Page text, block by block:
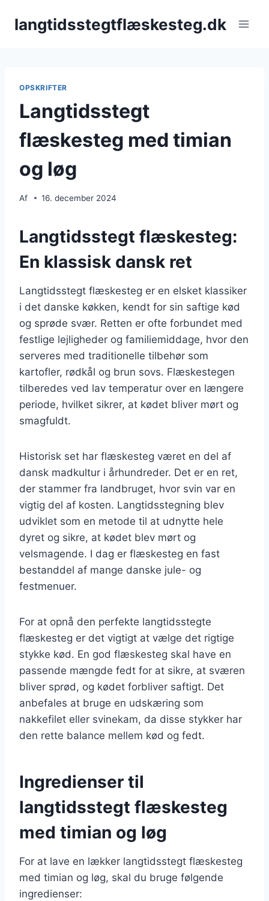
langtidsstegtflæskesteg.dk
OPSKRIFTER
Langtidsstegt
flæskesteg med timian
og løg
Af 16. december 2024
Langtidsstegt flæskesteg:
En klassisk dansk ret
Langtidsstegt flæskesteg er en elsket klassiker
i det danske køkken, kendt for sin saftige kød
og sprøde svær. Retten er ofte forbundet med
festlige lejligheder og familiemiddage, hvor den
serveres med traditionelle tilbehør som
kartofler, rødkål og brun sovs. Flæskestegen
tilberedes ved lav temperatur over en længere
periode, hvilket sikrer, at kødet bliver mørt og
smagfuldt.
Historisk set har flæskesteg været en del af
dansk madkultur i århundreder. Det er en ret,
der stammer fra landbruget, hvor svin var en
vigtig del af kosten. Langtidsstegning blev
udviklet som en metode til at udnytte hele
dyret og sikre, at kødet blev mørt og
velsmagende. I dag er flæskesteg en fast
bestanddel af mange danske jule- og
festmenuer.
For at opnå den perfekte langtidsstegte
flæskesteg er det vigtigt at vælge det rigtige
stykke kød. En god flæskesteg skal have en
passende mængde fedt for at sikre, at sværen
bliver sprød, og kødet forbliver saftigt. Det
anbefales at bruge en udskæring som
nakkefilet eller svinekam, da disse stykker har
den rette balance mellem kød og fedt.
Ingredienser til
langtidsstegt flæskesteg
med timian og løg
For at lave en lækker langtidsstegt flæskesteg
med timian og løg, skal du bruge følgende
ingredienser: